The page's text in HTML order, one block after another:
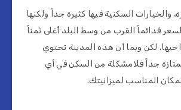
والخيارات السكنية فيها كثيرة جداً ولكنها
فدائماً القرب من وسط البلد أغلى ثمناً
لكن وبما أن هذه المدينة تحتوي
جداً فلامشكلة من السكن في أي
المناسب لميزانيتك.